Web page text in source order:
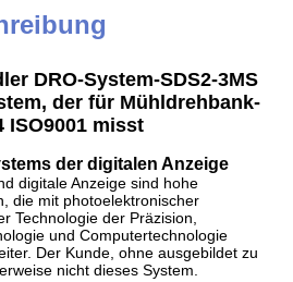
DRO-System-SDS2-3MS
der für Mühldrehbank-
ISO9001 misst
der digitalen Anzeige
digitale Anzeige sind hohe
die mit photoelektronischer
Technologie der Präzision,
und Computertechnologie
Der Kunde, ohne ausgebildet zu
nicht dieses System.